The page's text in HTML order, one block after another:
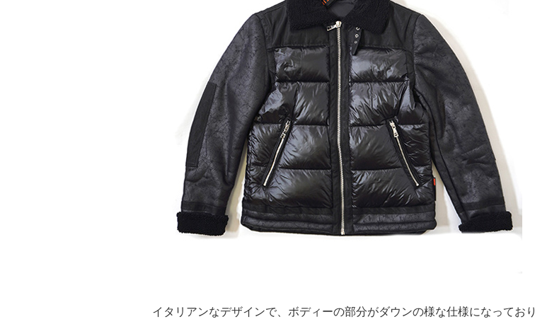
イタリアンなデザインで、ボディーの部分がダウンの様な仕様になっており